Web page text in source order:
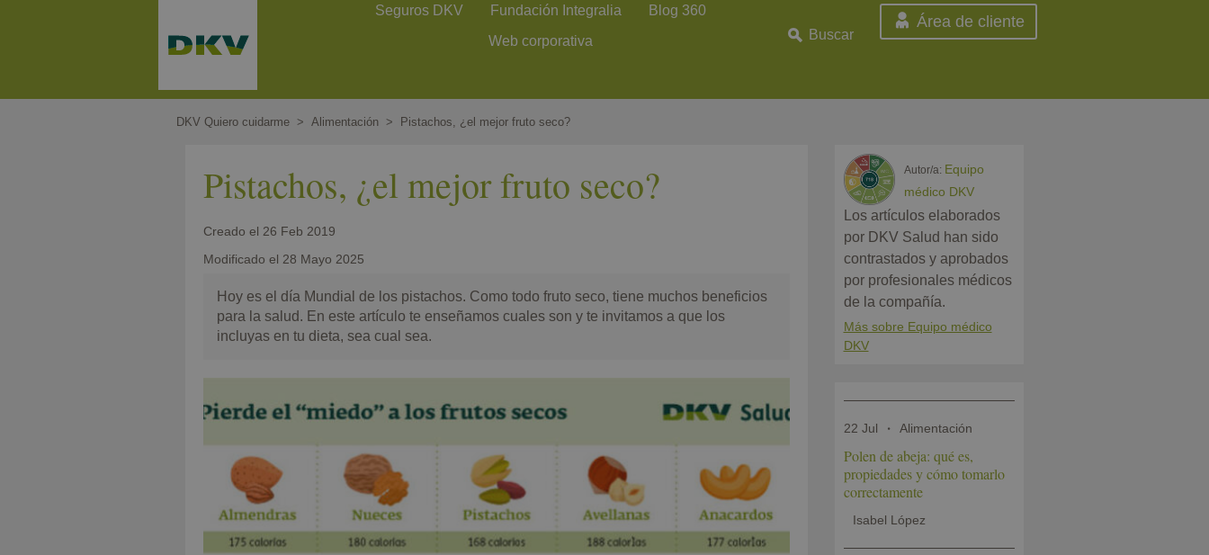
Contact HeaderSeguros DKV Fundación Integralia
Blog 360
Web corporativa
Buscar
Área de cliente
DKV Quiero cuidarme Alimentación Pistachos, ¿el mejor fruto seco?
Pistachos, ¿el mejor fruto seco?
Creado el 26 Feb 2019
Modificado el 28 Mayo 2025
Hoy es el día Mundial de los pistachos. Como todo fruto seco, tiene muchos beneficios
para la salud. En este artículo te enseñamos cuales son y te invitamos a que los
incluyas en tu dieta, sea cual sea.
Autor/a: Equipo
médico DKV
Los artículos elaborados
por DKV Salud han sido
contrastados y aprobados
por profesionales médicos
de la compañía.
Más sobre Equipo médico
DKV
22 Jul Alimentación
Polen de abeja: qué es,
propiedades y cómo tomarlo
correctamente
Isabel López